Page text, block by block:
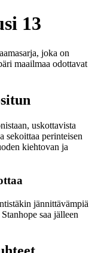
13
joka on
maailmaa odottavat
uskottavista
sekoittaa perinteisen
kiehtovan ja
jännittävämpiä
saa jälleen